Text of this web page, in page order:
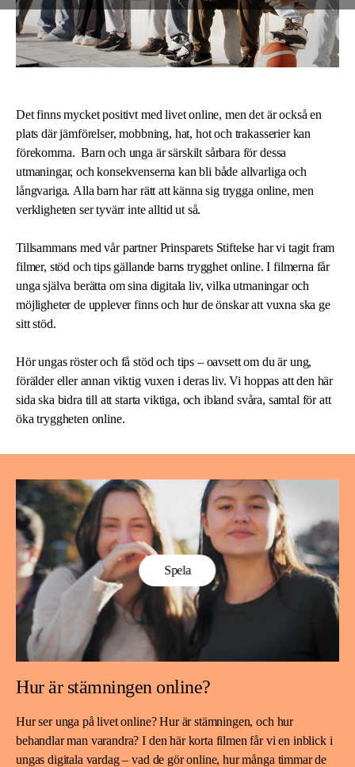
Det finns mycket positivt med livet online, men det är också en
plats där jämförelser, mobbning, hat, hot och trakasserier kan
förekomma. Barn och unga är särskilt sårbara för dessa
utmaningar, och konsekvenserna kan bli både allvarliga och
långvariga. Alla barn har rätt att känna sig trygga online, men
verkligheten ser tyvärr inte alltid ut så.
Tillsammans med vår partner Prinsparets Stiftelse har vi tagit fram
filmer, stöd och tips gällande barns trygghet online. I filmerna får
unga själva berätta om sina digitala liv, vilka utmaningar och
möjligheter de upplever finns och hur de önskar att vuxna ska ge
sitt stöd.
Hör ungas röster och få stöd och tips – oavsett om du är ung,
förälder eller annan viktig vuxen i deras liv. Vi hoppas att den här
sida ska bidra till att starta viktiga, och ibland svåra, samtal för att
öka tryggheten online.
Hur är stämningen online?
Hur ser unga på livet online? Hur är stämningen, och hur
behandlar man varandra? I den här korta filmen får vi en inblick i
ungas digitala vardag – vad de gör online, hur många timmar de
Spela